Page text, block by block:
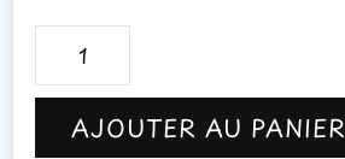
quantité
de
Wraps
AJOUTER AU PANIER